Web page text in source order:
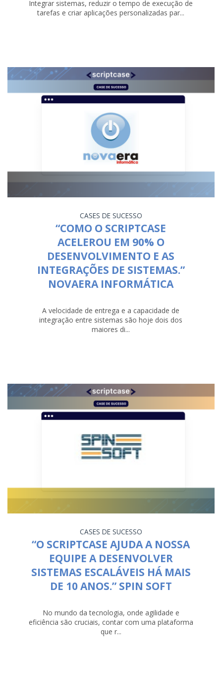
Integrar sistemas, reduzir o tempo de execução de
tarefas e criar aplicações personalizadas par...
CASES DE SUCESSO
“COMO O SCRIPTCASE
ACELEROU EM 90% O
DESENVOLVIMENTO E AS
INTEGRAÇÕES DE SISTEMAS.”
NOVAERA INFORMÁTICA
A velocidade de entrega e a capacidade de
integração entre sistemas são hoje dois dos
maiores di...
CASES DE SUCESSO
“O SCRIPTCASE AJUDA A NOSSA
EQUIPE A DESENVOLVER
SISTEMAS ESCALÁVEIS HÁ MAIS
DE 10 ANOS.” SPIN SOFT
No mundo da tecnologia, onde agilidade e
eficiência são cruciais, contar com uma plataforma
que r...